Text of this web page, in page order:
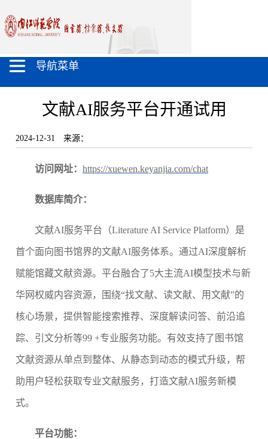
导航菜单
文献AI服务平台开通试用
2024-12-31 来源：
访问网址： https://xuewen.keyanjia.com/chat
数据库简介：
文献AI服务平台（Literature AI Service Platform）是
首个面向图书馆界的文献AI服务体系。通过AI深度解析
赋能馆藏文献资源。平台融合了5大主流AI模型技术与新
华网权威内容资源，围绕“找文献、读文献、用文献”的
核心场景，提供智能搜索推荐、深度解读问答、前沿追
踪、引文分析等99 +专业服务功能。有效支持了图书馆
文献资源从单点到整体、从静态到动态的模式升级，帮
助用户轻松获取专业文献服务，打造文献AI服务新模
式。
平台功能：